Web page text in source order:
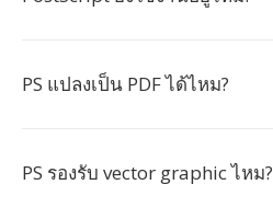
PS แปลงเป็น PDF ได้ไหม?
PS รองรับ vector graphic ไหม?